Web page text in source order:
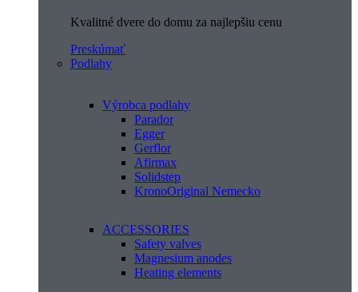
Kvalitné dvere do domu za najlepšiu cenu
Preskúmať
Podlahy
Výrobca podlahy
Parador
Egger
Gerflor
Afirmax
Solidstep
KronoOriginal Nemecko
ACCESSORIES
Safety valves
Magnesium anodes
Heating elements